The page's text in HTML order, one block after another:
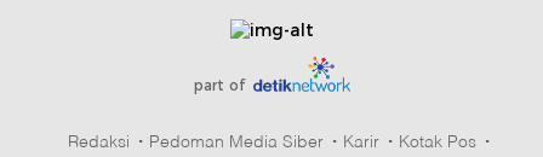
part of
Redaksi Pedoman Media Siber Karir
Kotak Pos